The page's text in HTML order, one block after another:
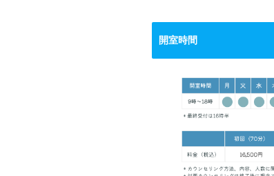
開室時間